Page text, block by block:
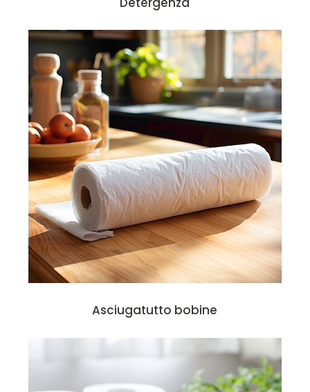
Asciugatutto bobine